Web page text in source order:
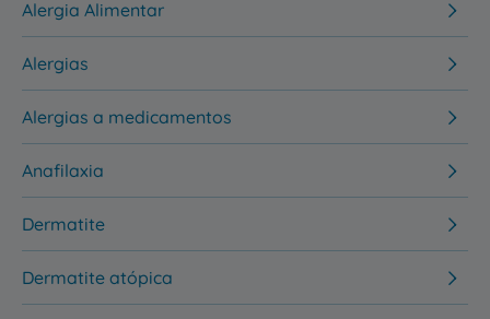
Alergia Alimentar
Alergias
Alergias a medicamentos
Anafilaxia
Dermatite
Dermatite atópica